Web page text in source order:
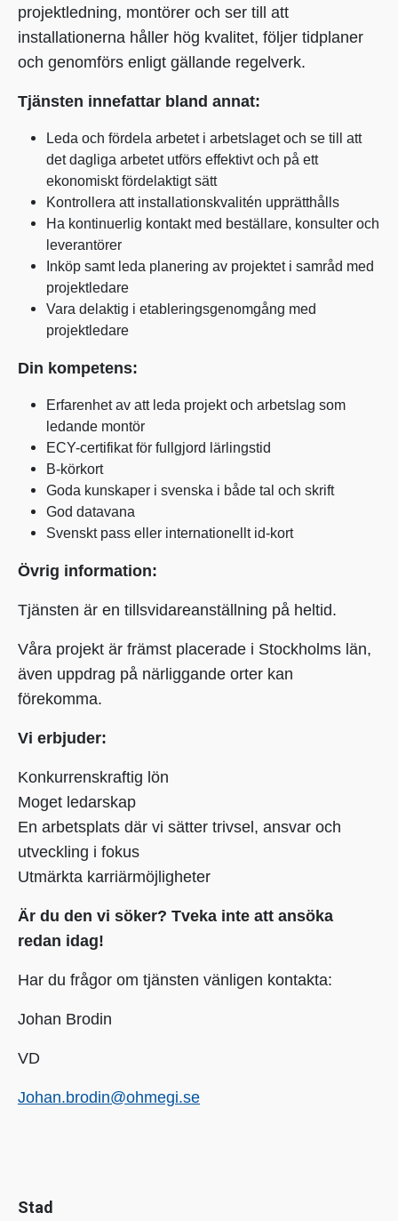
projektledning, montörer och ser till att
installationerna håller hög kvalitet, följer tidplaner
och genomförs enligt gällande regelverk.
Tjänsten innefattar bland annat:
Leda och fördela arbetet i arbetslaget och se till att
det dagliga arbetet utförs effektivt och på ett
ekonomiskt fördelaktigt sätt
Kontrollera att installationskvalitén upprätthålls
Ha kontinuerlig kontakt med beställare, konsulter och
leverantörer
Inköp samt leda planering av projektet i samråd med
projektledare
Vara delaktig i etableringsgenomgång med
projektledare
Din kompetens:
Erfarenhet av att leda projekt och arbetslag som
ledande montör
ECY-certifikat för fullgjord lärlingstid
B-körkort
Goda kunskaper i svenska i både tal och skrift
God datavana
Svenskt pass eller internationellt id-kort
Övrig information:
Tjänsten är en tillsvidareanställning på heltid.
Våra projekt är främst placerade i Stockholms län,
även uppdrag på närliggande orter kan
förekomma.
Vi erbjuder:
Konkurrenskraftig lön
Moget ledarskap
En arbetsplats där vi sätter trivsel, ansvar och
utveckling i fokus
Utmärkta karriärmöjligheter
Är du den vi söker? Tveka inte att ansöka
redan idag!
Har du frågor om tjänsten vänligen kontakta:
Johan Brodin
VD
Johan.brodin@ohmegi.se
Stad